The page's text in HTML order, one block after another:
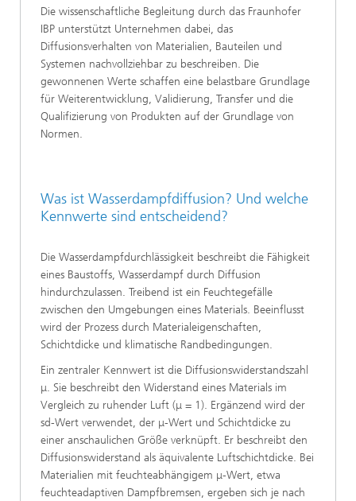
Die wissenschaftliche Begleitung durch das Fraunhofer
IBP unterstützt Unternehmen dabei, das
Diffusionsverhalten von Materialien, Bauteilen und
Systemen nachvollziehbar zu beschreiben. Die
gewonnenen Werte schaffen eine belastbare Grundlage
für Weiterentwicklung, Validierung, Transfer und die
Qualifizierung von Produkten auf der Grundlage von
Normen.
Was ist Wasserdampfdiffusion? Und welche
Kennwerte sind entscheidend?
Die Wasserdampfdurchlässigkeit beschreibt die Fähigkeit
eines Baustoffs, Wasserdampf durch Diffusion
hindurchzulassen. Treibend ist ein Feuchtegefälle
zwischen den Umgebungen eines Materials. Beeinflusst
wird der Prozess durch Materialeigenschaften,
Schichtdicke und klimatische Randbedingungen.
Ein zentraler Kennwert ist die Diffusionswiderstandszahl
μ. Sie beschreibt den Widerstand eines Materials im
Vergleich zu ruhender Luft (μ = 1). Ergänzend wird der
sd-Wert verwendet, der μ-Wert und Schichtdicke zu
einer anschaulichen Größe verknüpft. Er beschreibt den
Diffusionswiderstand als äquivalente Luftschichtdicke. Bei
Materialien mit feuchteabhängigem μ-Wert, etwa
feuchteadaptiven Dampfbremsen, ergeben sich je nach